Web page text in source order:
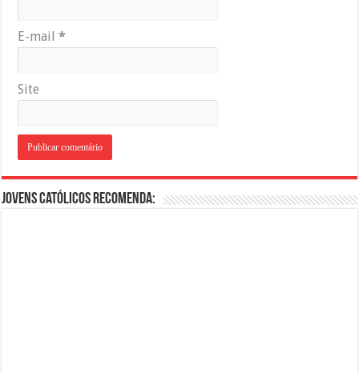
E-mail*
Site
Jovens Católicos Recomenda: